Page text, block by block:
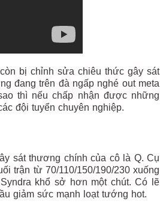
bị chỉnh sửa chiêu thức gây sát
đang trên đà ngấp nghé out meta
thì nếu chấp nhận được những
đội tuyển chuyên nghiệp.
sát thương chính của cô là Q. Cụ
trận từ 70/110/150/190/230 xuống
khổ sở hơn một chút. Có lẽ
giảm sức mạnh loạt tướng hot.